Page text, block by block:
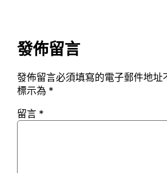
發佈留言
發佈留言必須填寫的電子郵件地址
標示為 *
留言 *